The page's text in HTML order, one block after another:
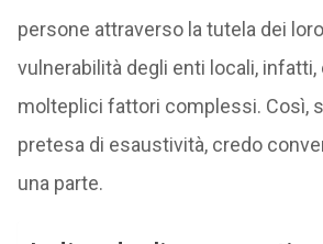
persone attraverso la tutela dei
vulnerabilità degli enti locali, infatti,
molteplici fattori complessi. Così,
pretesa di esaustività, credo
una parte.